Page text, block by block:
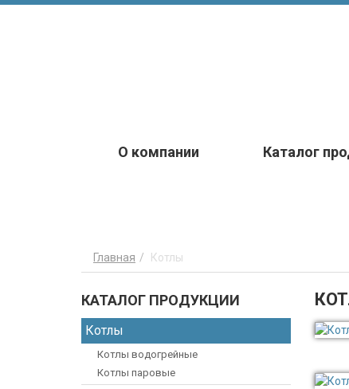
О компании Каталог
Главная Котлы
КАТАЛОГ ПРОДУКЦИИ
Котлы
Котлы водогрейные
Котлы паровые